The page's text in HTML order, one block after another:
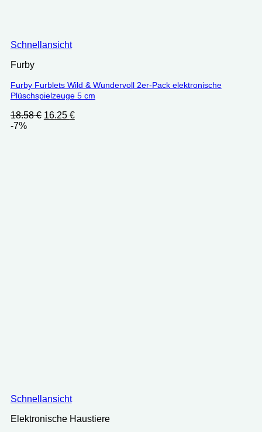
Schnellansicht
Furby
Furby Furblets Wild & Wundervoll 2er-Pack elektronische
Plüschspielzeuge 5 cm
18.58€ Ursprünglicher
16.25 €Aktueller
-7%
Schnellansicht
Elektronische Haustiere